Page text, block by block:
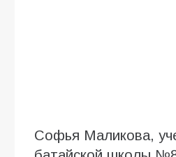
Софья Маликова,